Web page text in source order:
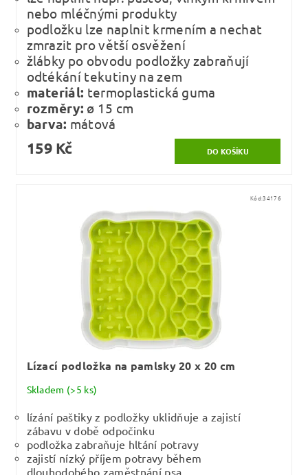
nebo mléčnými produkty
podložku lze naplnit krmením a nechat
zmrazit pro větší osvěžení
žlábky po obvodu podložky zabraňují
odtékání tekutiny na zem
materiál: termoplastická guma
rozměry: ø 15 cm
barva: mátová
159 Kč
Kód:34176
Lízací podložka na pamlsky 20 x 20 cm
Skladem (>5 ks)
lízání paštiky z podložky uklidňuje a zajistí
zábavu v době odpočinku
podložka zabraňuje hltání potravy
zajistí nízký příjem potravy během
dlouhodobého zaměstnání psa